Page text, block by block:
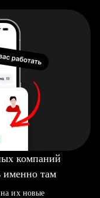
компаний
именно там
их новые